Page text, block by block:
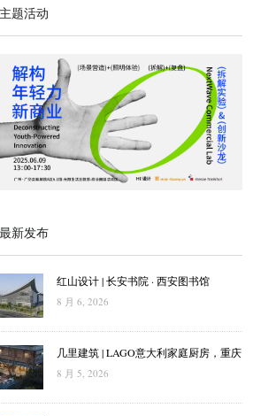
题活动
新发布
红山设计 | 长安书院 · 西安图书馆
8 月 6, 2026
几里建筑 | LAGO意大利家庭厨房，重庆
8 月 5, 2026